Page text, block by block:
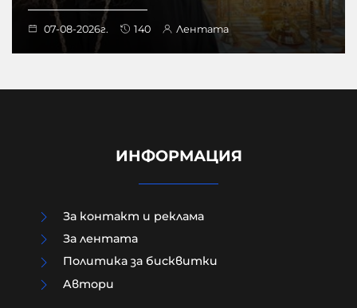
07-08-2026г. 140 Лентата
Шведски депутат от лява
партия възхвали затворен
ИНФОРМАЦИЯ
За контакт и реклама
За лентата
Политика за бисквитки
Aвтори